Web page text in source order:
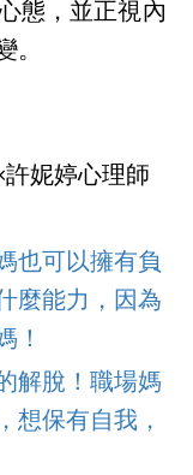
態，並正視內
。
妮婷心理師
也可以擁有負
麼能力，因為
！
解脫！職場媽
想保有自我，